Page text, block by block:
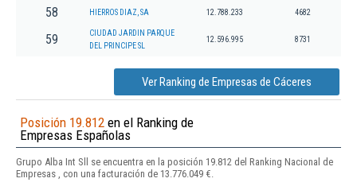
58 HIERROS DIAZ, SA 12.788.233 4682
59
CIUDAD JARDIN PARQUE
DEL PRINCIPE SL
12.596.995 8731
Ver Ranking de Empresas de Cáceres
Posición 19.812 en el Ranking de
Empresas Españolas
Grupo Alba Int Sll se encuentra en la posición 19.812 del Ranking Nacional de
Empresas , con una facturación de 13.776.049 €.